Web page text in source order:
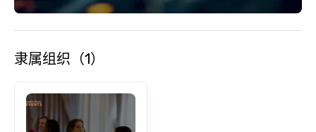
more information on
event to the water
隶属组织（1）